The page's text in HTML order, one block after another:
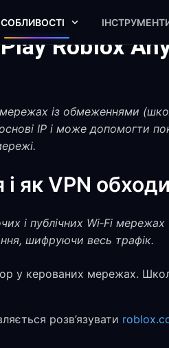
Roblox
із обмеженнями
IP і може допомогти
як VPN
і публічних Wi‑Fi
шифруючи весь трафік.
у керованих мережах.
розв’язувати